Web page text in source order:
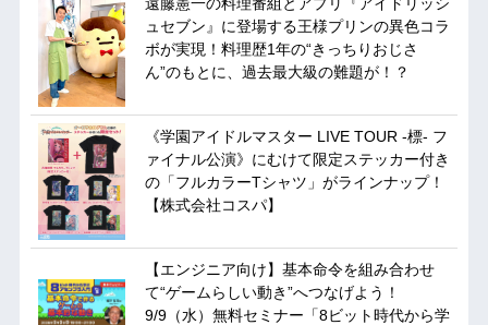
ュセブン』に登場する王様プリンの異色コラ
ボが実現！料理歴1年の“きっちりおじさ
ん”のもとに、過去最大級の難題が！？
《学園アイドルマスター LIVE TOUR -標- フ
ァイナル公演》にむけて限定ステッカー付き
の「フルカラーTシャツ」がラインナップ！
【株式会社コスパ】
【エンジニア向け】基本命令を組み合わせ
て“ゲームらしい動き”へつなげよう！
9/9（水）無料セミナー「8ビット時代から学